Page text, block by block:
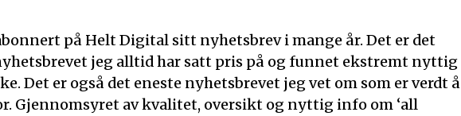
på Helt Digital sitt nyhetsbrev i mange år. Det er det
jeg alltid har satt pris på og funnet ekstremt nyttig
Det er også det eneste nyhetsbrevet jeg vet om som er verdt å
Gjennomsyret av kvalitet, oversikt og nyttig info om ‘all